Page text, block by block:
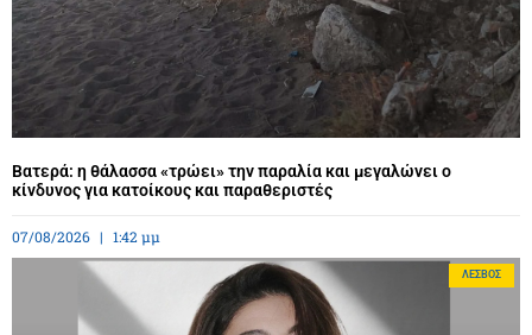
Βατερά: η θάλασσα «τρώει» την παραλία και μεγαλώνει ο
κίνδυνος για κατοίκους και παραθεριστές
07/08/2026 1:42 μμ
ΛΈΣΒΟΣ